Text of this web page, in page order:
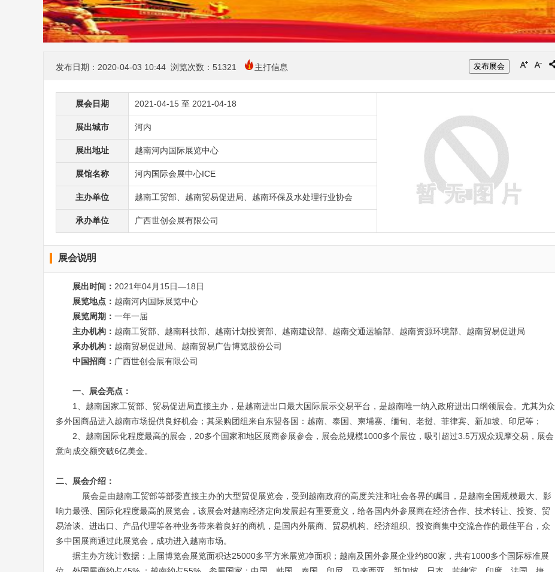
发布展会
发布日期：2020-04-03 10:44 浏览次数： 51321 主打信息
展会日期 2021-04-15 至 2021-04-18
展出城市 河内
展出地址 越南河内国际展览中心
展馆名称 河内国际会展中心ICE
主办单位 越南工贸部、越南贸易促进局、越南环保及水处理行业协会
承办单位 广西世创会展有限公司
展会说明
展出时间： 2021年04月 15日—18日
展览地点： 越南河内国际展览中心
展览周期： 一年一届
主办机构： 越南工贸部、越南科技部、越南计划投资部、越南建设部、越南交通运输部、越南资源环境部、越南贸易促进局
承办机构： 越南贸易促进局、越南贸易广告博览股份公司
中国招商： 广西世创会展有限公司
一、展会亮点：
1、越南国家工贸部、贸易促进局直接主办，是越南进出口最大国际展示交易平台，是越南唯一纳入政府进出口纲领展会。尤其为众
多外国商品进入越南市场提供良好机会；其采购团组来自东盟各国：越南、泰国、柬埔寨、缅甸、老挝、菲律宾、新加坡、印尼等；
2、越南国际化程度最高的展会， 20多个国家和地区展商参展参会，展会总规模1000多个展位，吸引超过3.5万观众观摩交易，展会
意向成交额突破6亿美金。
二、
展会介绍：
展会是由越南工贸部等部委直接主办的大型贸促展览会，受到越南政府的高度关注和社会各界的瞩目，是越南全国规模最大、影
响力最强、国际化程度最高的展览会，该展会对越南经济定向发展起有重要意义，给各国内外参展商在经济合作、技术转让、投资、贸
易洽谈、进出口、产品代理等各种业务带来着良好的商机，是国内外展商、贸易机构、经济组织、投资商集中交流合作的最佳平台，众
多中国展商通过此展览会，成功进入越南市场。
据主办方统计数据：上届博览会展览面积达25000多平方米展览净面积；越南及国外参展企业约800家，共有1000多个国际标准展